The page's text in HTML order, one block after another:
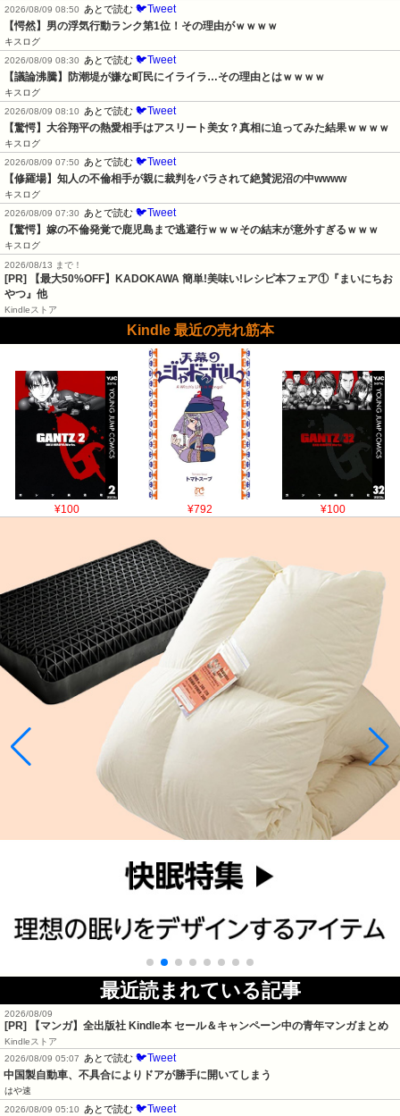
2026/08/09 08:50
あとで読む 🐦Tweet
【愕然】男の浮気行動ランク第1位！その理由がｗｗｗｗ
キスログ
2026/08/09 08:30
あとで読む 🐦Tweet
【議論沸騰】防潮堤が嫌な町民にイライラ…その理由とはｗｗｗｗ
キスログ
2026/08/09 08:10
あとで読む 🐦Tweet
【驚愕】大谷翔平の熱愛相手はアスリート美女？真相に迫ってみた結果ｗｗｗｗ
キスログ
2026/08/09 07:50
あとで読む 🐦Tweet
【修羅場】知人の不倫相手が親に裁判をバラされて絶賛泥沼の中wwww
キスログ
2026/08/09 07:30
あとで読む 🐦Tweet
【驚愕】嫁の不倫発覚で鹿児島まで逃避行ｗｗｗその結末が意外すぎるｗｗｗ
キスログ
2026/08/13 まで！
[PR] 【最大50%OFF】KADOKAWA 簡単!美味い!レシピ本フェア①『まいにちお
やつ』他
Kindleストア
Kindle 最近の売れ筋本
¥100 ¥792 ¥100
最近読まれている記事
2026/08/09
[PR] 【マンガ】全出版社 Kindle本 セール＆キャンペーン中の青年マンガまとめ
Kindleストア
2026/08/09 05:07
あとで読む 🐦Tweet
中国製自動車、不具合によりドアが勝手に開いてしまう
はや速
2026/08/09 05:10
あとで読む 🐦Tweet